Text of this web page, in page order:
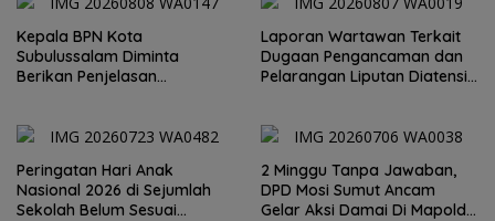
Kepala BPN Kota
Subulussalam Diminta
Berikan Penjelasan
Kepastian
Laporan Wartawan Terkait
Dugaan Pengancaman dan
Pelarangan Liputan Diatensi
Peringatan Hari Anak
Nasional 2026 di Sejumlah
Sekolah Belum Sesuai
2 Minggu Tanpa Jawaban,
DPD Mosi Sumut Ancam
Gelar Aksi Damai Di Mapolda